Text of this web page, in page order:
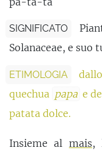
SIGNIFICATO
Solanaceae, e suo
ETIMOLOGIA
quechua papa e
patata dolce.
Insieme al mais,